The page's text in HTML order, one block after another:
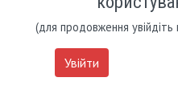
(для продовження
Увійти